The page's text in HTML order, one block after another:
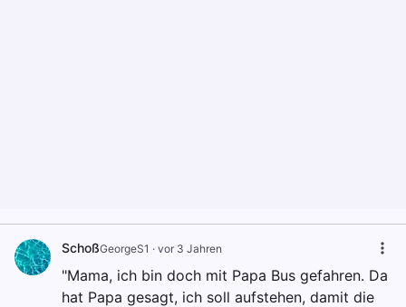
SchoßGeorgeS1 · vor 3 Jahren
"Mama, ich bin doch mit Papa Bus gefahren. Da
hat Papa gesagt, ich soll aufstehen, damit die